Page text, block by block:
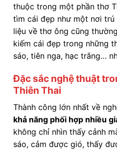
thuộc trong một phần thơ
tìm cái đẹp như một nơi
liệu về thơ ông cũng
kiếm cái đẹp trong những
sáo, tiên nga, hạc trắng…
Đặc sắc nghệ thuật
Thiên Thai
Thành công lớn nhất về
khả năng phối hợp nhiều
không chỉ nhìn thấy cảnh
sáo, cảm được gió, thấy